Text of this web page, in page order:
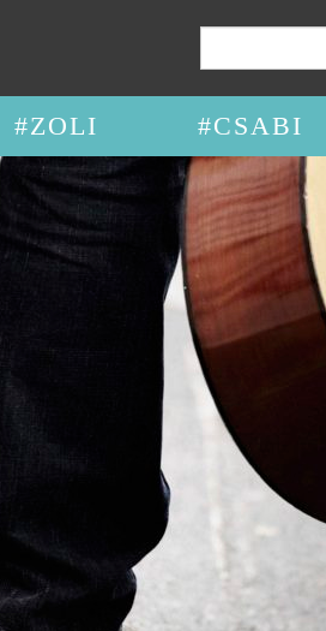
#ZOLI #CSABI